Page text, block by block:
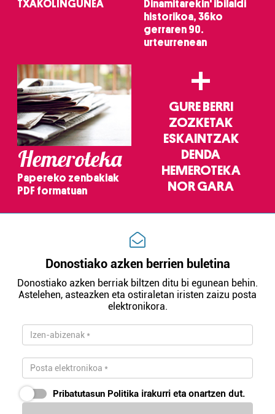
TXAKOLINGUNEA
Dinamitarekin' ibilaldi
historikoa, 36ko
gerraren 90.
urteurrenean
Hemeroteka
Papereko zenbakiak
PDF formatuan
+
GURE BERRI
ZOZKETAK
ESKAINTZAK
DENDA
HEMEROTEKA
NOR GARA
Donostiako azken berrien buletina
Donostiako azken berriak biltzen ditu bi egunean behin.
Astelehen, asteazken eta ostiraletan iristen zaizu posta
elektronikora.
Pribatutasun Politika irakurri eta onartzen dut.